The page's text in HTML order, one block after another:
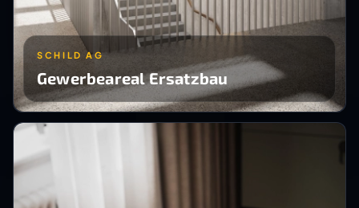
SCHILD AG
Gewerbeareal Ersatzbau